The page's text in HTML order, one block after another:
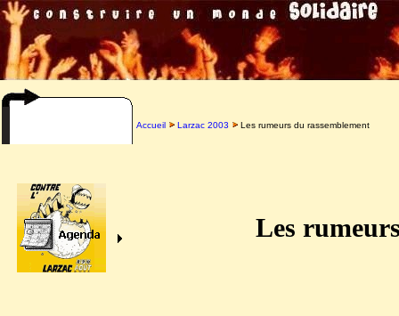
Accueil Larzac 2003 Les rumeurs du rassemblement
Les